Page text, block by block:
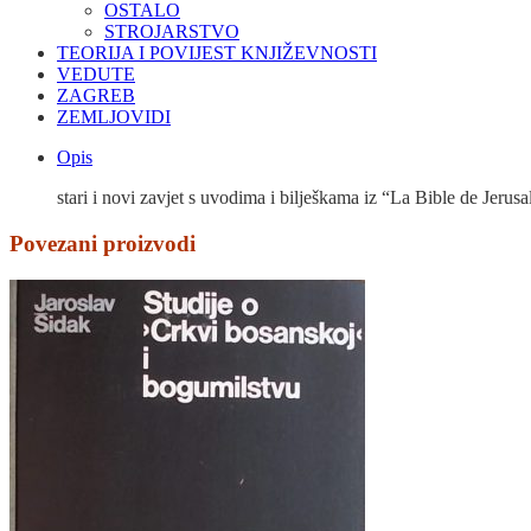
OSTALO
STROJARSTVO
TEORIJA I POVIJEST KNJIŽEVNOSTI
VEDUTE
ZAGREB
ZEMLJOVIDI
Opis
stari i novi zavjet s uvodima i bilješkama iz “La Bible de
Povezani proizvodi